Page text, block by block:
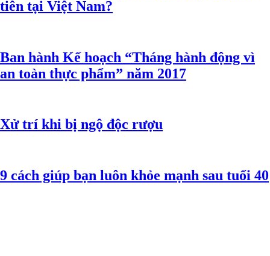
tiên tại Việt Nam?
Ban hành Kế hoạch “Tháng hành động vì
an toàn thực phẩm” năm 2017
Xử trí khi bị ngộ độc rượu
9 cách giúp bạn luôn khỏe mạnh sau tuổi 40